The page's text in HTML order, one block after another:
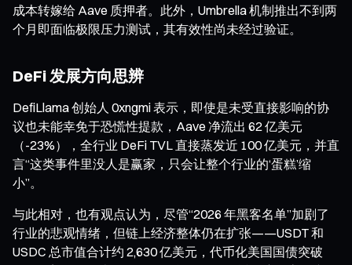
成本转嫁给 Aave 质押者。此外，Umbrella 机制推出不到两
个月即面临极限压力测试，其有效性尚未经过验证。
DeFi 发展方向思辨
DefiLlama 创始人 0xngmi 表示，即使是未受直接影响的协
议也未能幸免于恐慌性提款，Aave 净流出 62 亿美元
（-23%），全行业 DeFi TVL 直接蒸发近 100 亿美元，并直
言“这类事件里没人是赢家，只会让整个行业的‘蛋糕’缩
小”。
与此相对，也有观点认为，尽管“2026 年黑客名单”加剧了
行业的悲观情绪，但链上经济整体仍在扩张——USDT 和
USDC 总市值合计约 2,630 亿美元，代币化美国国债突破